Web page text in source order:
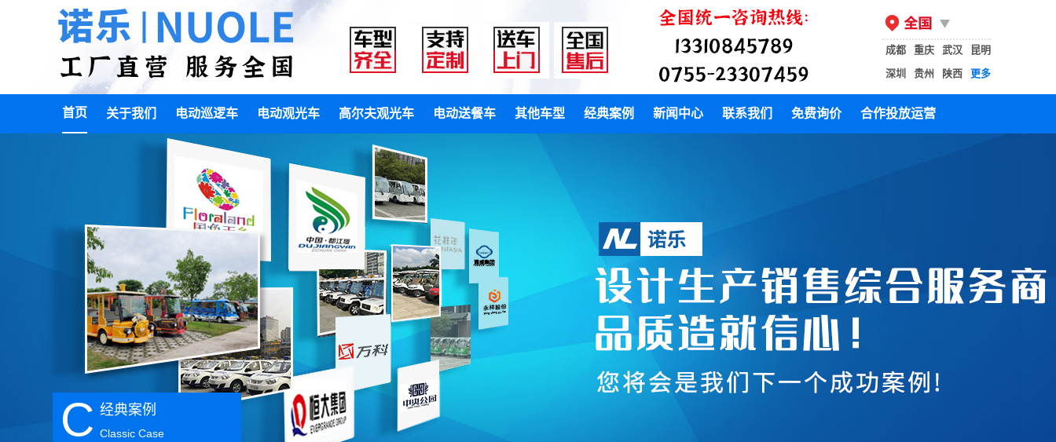
成都 重庆 武汉
昆明
深圳
贵州 陕西 更多
首页 关于我们 电动巡逻车 电动观光车 高尔夫观光车 电动送餐车 其他车型 经典案例 新闻中心 联系我们 免费询价 合作投放运营
C 经典案例
Classic Case